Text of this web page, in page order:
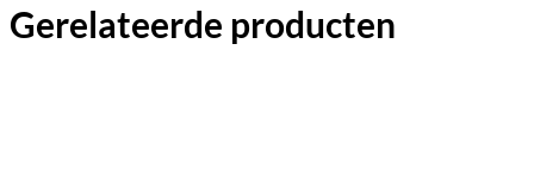
Gerelateerde producten